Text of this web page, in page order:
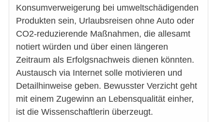
Konsumverweigerung bei umweltschädigenden
Produkten sein, Urlaubsreisen ohne Auto oder
CO2-reduzierende Maßnahmen, die allesamt
notiert würden und über einen längeren
Zeitraum als Erfolgsnachweis dienen könnten.
Austausch via Internet solle motivieren und
Detailhinweise geben. Bewusster Verzicht geht
mit einem Zugewinn an Lebensqualität einher,
ist die Wissenschaftlerin überzeugt.